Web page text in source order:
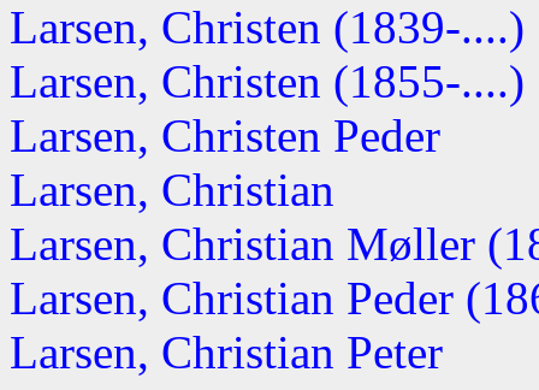
Larsen, Christen (1839-....)
Larsen, Christen (1855-....)
Larsen, Christen Peder
Larsen, Christian
Larsen, Christian Møller
Larsen, Christian Peder
Larsen, Christian Peter